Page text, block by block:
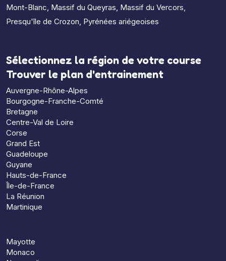
Mont-Blanc, Massif du Queyras, Massif du Vercors,
Presqu'île de Crozon, Pyrénées ariégeoises
Sélectionnez la région de votre course
Trouver le plan d'entrainement
Auvergne-Rhône-Alpes
Bourgogne-Franche-Comté
Bretagne
Centre-Val de Loire
Corse
Grand Est
Guadeloupe
Guyane
Hauts-de-France
Île-de-France
La Réunion
Martinique
Mayotte
Monaco